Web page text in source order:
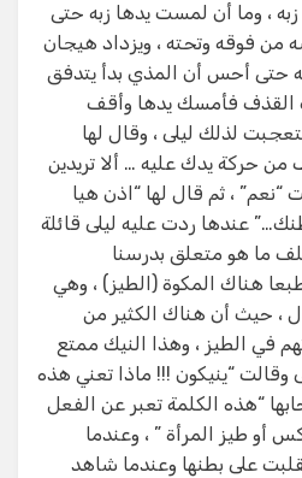
، وما أن لمست يدها زبه حتى
فوقه وتحته ، ويزداد هيجان
حتى أحس أن المذي بدأ يتدفق
القذف فأمسك يدها وأقف
لذلك ليلى ، وقال لها
حركة يدك عليه … ألا تريدين
، ثم قال لها “اذن هيا
عندها ردت عليه ليلى قائلة
ما هو متعلق بدرسنا
هناك المكوة (الطيز) ، وهي
، حيث أن هناك الكثير من
في الطيز ، وهذا النيك ممتع
وقالت “ينيكون !!! ماذا تعني هذه
“هذه الكلمة تعبر عن الفعل
طيز المرأة ” ، وعندما
على بطنها وعندما شاهد